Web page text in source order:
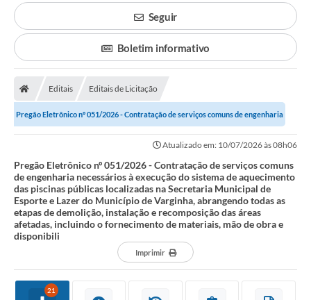
Seguir
Boletim informativo
Editais Editais de Licitação
Pregão Eletrônico nº 051/2026 - Contratação de serviços comuns de engenharia
Atualizado em: 10/07/2026 às 08h06
Pregão Eletrônico nº 051/2026 - Contratação de serviços comuns
de engenharia necessários à execução do sistema de aquecimento
das piscinas públicas localizadas na Secretaria Municipal de
Esporte e Lazer do Município de Varginha, abrangendo todas as
etapas de demolição, instalação e recomposição das áreas
afetadas, incluindo o fornecimento de materiais, mão de obra e
disponibili
Imprimir
21